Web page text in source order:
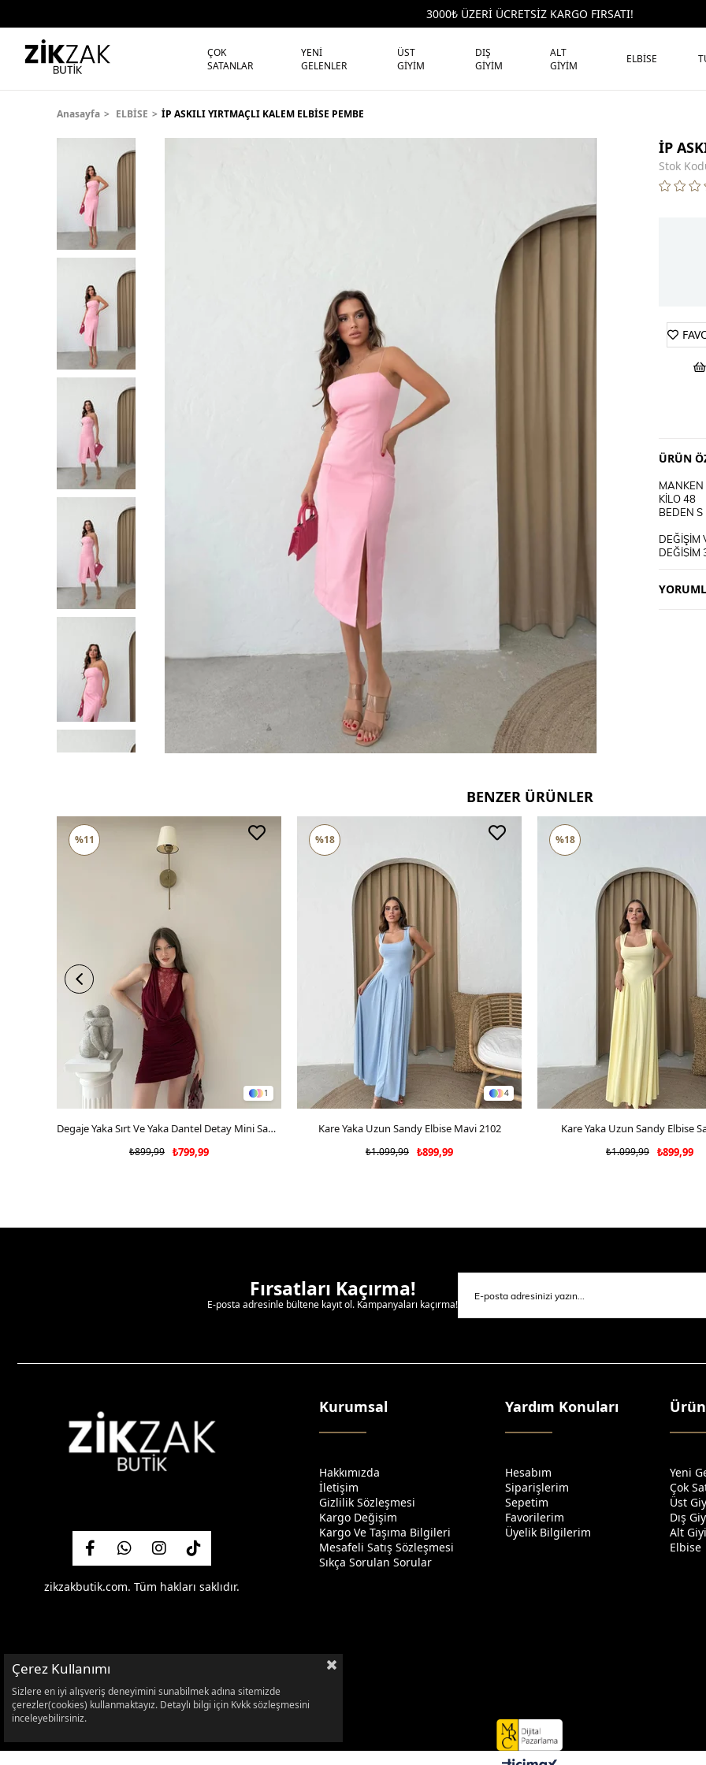
3000₺ ÜZERİ ÜCRETSİZ KARGO FIRSATI!
ÇOK
SATANLAR
YENİ
GELENLER
ÜST
GİYİM
DIŞ
GİYİM
ALT
GİYİM
ELBİSE
Anasayfa ELBİSE İP ASKILI YIRTMAÇLI KALEM ELBİSE PEMBE
İP
Stok
ÜRÜN
KİLO 48
BEDEN S
DEĞİŞİM
DEĞİŞİM
BENZER ÜRÜNLER
1
SEPETE EKLE
Degaje Yaka Sırt Ve Yaka Dantel Detay Mini Sandy Elbise Bordo 2104
₺799,99
₺899,99
%11
4
SEPETE EKLE
Kare Yaka Uzun Sandy Elbise Mavi 2102
₺899,99
₺1.099,99
%18
SEPETE EKLE
Kare Yaka Uzun Sandy Elbise
₺899,99
₺1.099,99
%18
Fırsatları Kaçırma!
E-posta adresinle bültene kayıt ol. Kampanyaları kaçırma!
zikzakbutik.com. Tüm hakları saklıdır.
Kurumsal
Hakkımızda
İletişim
Gizlilik Sözleşmesi
Kargo Değişim
Kargo Ve Taşıma Bilgileri
Mesafeli Satış Sözleşmesi
Sıkça Sorulan Sorular
Yardım Konuları
Hesabım
Siparişlerim
Sepetim
Favorilerim
Üyelik Bilgilerim
Yeni
Çok
Üst
Dış
Alt
Elbise
Çerez Kullanımı
Sizlere en iyi alışveriş deneyimini sunabilmek adına sitemizde
çerezler(cookies) kullanmaktayız. Detaylı bilgi için Kvkk sözleşmesini
inceleyebilirsiniz.